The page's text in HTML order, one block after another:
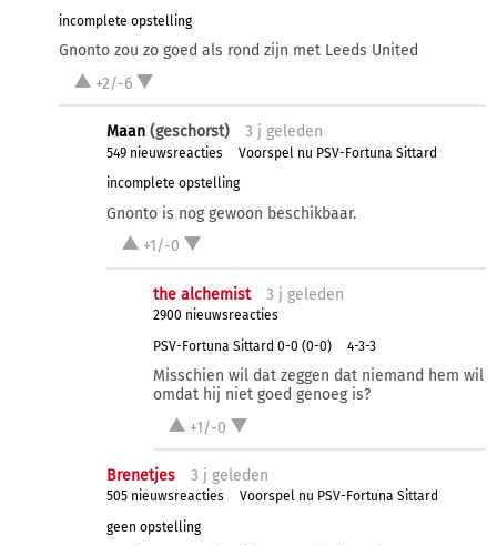
incomplete opstelling
Gnonto zou zo goed als rond zijn met Leeds United
+2/-6
Maan(geschorst) 3 j geleden
549 nieuwsreacties
Voorspel nu PSV-Fortuna Sittard
incomplete opstelling
Gnonto is nog gewoon beschikbaar.
+1/-0
the alchemist 3 j geleden
2900 nieuwsreacties
PSV-Fortuna Sittard 0-0 (0-0)
4-3-3
Misschien wil dat zeggen dat niemand hem wil
omdat hij niet goed genoeg is?
+1/-0
Brenetjes 3 j geleden
505 nieuwsreacties
Voorspel nu PSV-Fortuna Sittard
geen opstelling